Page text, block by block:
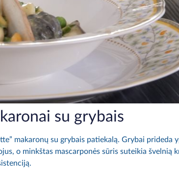
su grybais
makaronų su grybais patiekalą. Grybai prideda
o minkštas mascarponės sūris suteikia švelnią